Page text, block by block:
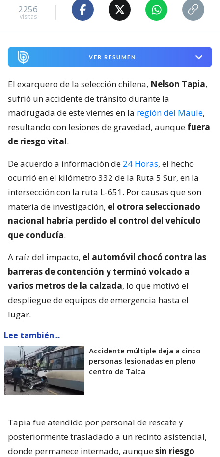
2256
visitas
VER RESUMEN
El exarquero de la selección chilena, Nelson Tapia,
sufrió un accidente de tránsito durante la
madrugada de este viernes en la región del Maule,
resultando con lesiones de gravedad, aunque fuera
de riesgo vital.
De acuerdo a información de 24 Horas, el hecho
ocurrió en el kilómetro 332 de la Ruta 5 Sur, en la
intersección con la ruta L-651. Por causas que son
materia de investigación, el otrora seleccionado
nacional habría perdido el control del vehículo
que conducía.
A raíz del impacto, el automóvil chocó contra las
barreras de contención y terminó volcado a
varios metros de la calzada, lo que motivó el
despliegue de equipos de emergencia hasta el
lugar.
Lee también...
Accidente múltiple deja a cinco
personas lesionadas en pleno
centro de Talca
Tapia fue atendido por personal de rescate y
posteriormente trasladado a un recinto asistencial,
donde permanece internado, aunquesin riesgo